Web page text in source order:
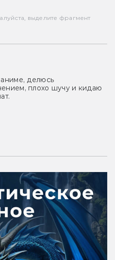
выделите фрагмент
делюсь
плохо шучу и кидаю